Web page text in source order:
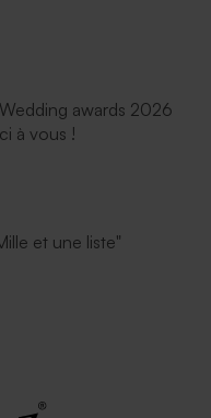
naissance
awards 2026
à vous !
et une liste"